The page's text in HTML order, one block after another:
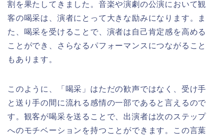
割を果たしてきました。音楽や演劇の公演において観
客の喝采は、演者にとって大きな励みになります。ま
た、喝采を受けることで、演者は自己肯定感を高める
ことができ、さらなるパフォーマンスにつながること
もあります。
このように、「喝采」はただの歓声ではなく、受け手
と送り手の間に流れる感情の一部であると言えるので
す。観客が喝采を送ることで、出演者は次のステップ
へのモチベーションを持つことができます。この言葉